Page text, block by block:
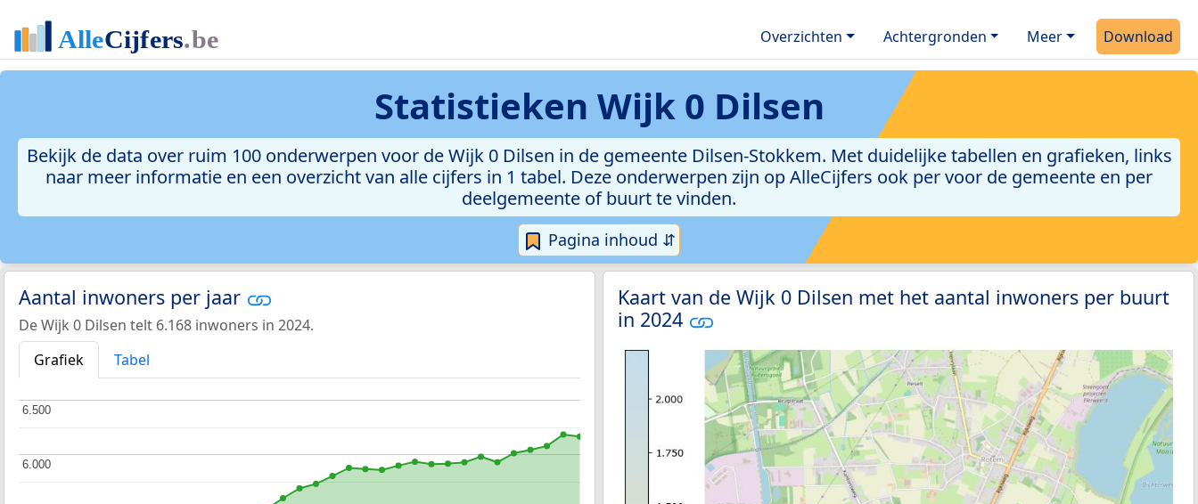
Overzichten Achtergronden Meer Download
Statistieken Wijk 0 Dilsen
Bekijk de data over ruim 100 onderwerpen voor de Wijk 0 Dilsen in de gemeente Dilsen-Stokkem. Met duidelijke tabellen en grafieken, links
naar meer informatie en een overzicht van alle cijfers in 1 tabel. Deze onderwerpen zijn op AlleCijfers ook per voor de gemeente en per
deelgemeente of buurt te vinden.
Pagina inhoud ⇵
Aantal inwoners per jaar
De Wijk 0 Dilsen telt 6.168 inwoners in 2024.
Grafiek
Tabel
6.000
6.000
6.500
6.500
Kaart van de Wijk 0 Dilsen met het aantal inwoners per buurt
in 2024